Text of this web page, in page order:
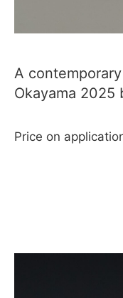
A
Okayama 2025
Price on